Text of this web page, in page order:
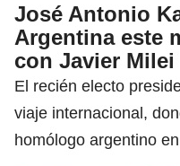
José Antonio
Argentina este
con Javier Milei
El recién electo
viaje internacional,
homólogo argentino